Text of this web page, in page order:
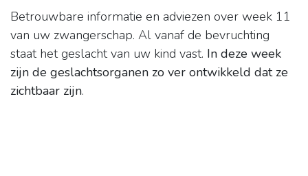
Betrouwbare informatie en adviezen over week 11
van uw zwangerschap. Al vanaf de bevruchting
staat het geslacht van uw kind vast. In deze week
zijn de geslachtsorganen zo ver ontwikkeld dat ze
zichtbaar zijn.